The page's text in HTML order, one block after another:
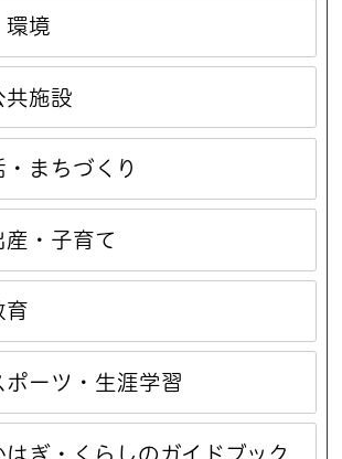
環境
共施設
まちづくり
・子育て
育
ポーツ・生涯学習
はぎ・くらしのガイドブック